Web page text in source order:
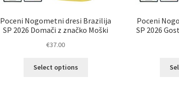
Poceni Nogometni dresi Brazilija
SP 2026 Domači z značko Moški
€37.00
Select options
Poceni
SP 2026